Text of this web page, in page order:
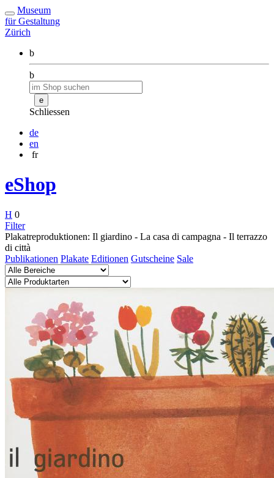
Museum
für Gestaltung
Zürich
b
b
e
Schliessen
de
en
fr
eShop
H 0
Filter
Plakatreproduktionen: Il giardino - La casa di campagna - Il terrazzo
di città
Publikationen Plakate Editionen Gutscheine Sale